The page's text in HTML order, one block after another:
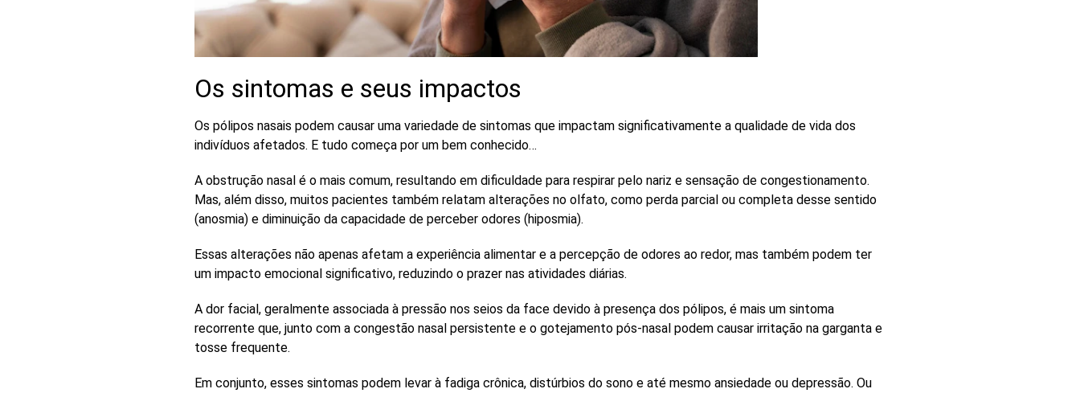
Os sintomas e seus impactos
Os pólipos nasais podem causar uma variedade de sintomas que impactam significativamente a qualidade de vida dos
indivíduos afetados. E tudo começa por um bem conhecido…
A obstrução nasalé o mais comum, resultando em dificuldade para respirar pelo nariz e sensação de congestionamento.
Mas, além disso, muitos pacientes também relatam alterações no olfato, como perda parcial ou completa desse sentido
(anosmia) e diminuição da capacidade de perceber odores (hiposmia).
Essas alterações não apenas afetam a experiência alimentar e a percepção de odores ao redor, mas também podem ter
um impacto emocionalsignificativo, reduzindo o prazer nas atividades diárias.
A dor facial, geralmente associada à pressão nos seios da face devido à presença dos pólipos, é mais um sintoma
recorrente que, junto com a congestão nasal persistente e o gotejamento pós-nasal podem causar irritação na garganta e
tosse frequente.
Em conjunto, esses sintomas podem levar à fadiga crônica, distúrbios do sonoe até mesmo ansiedadeou depressão. Ou